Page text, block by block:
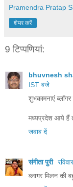
Pramendra Pratap
शेयर करें
9 टिप्‍पणियां:
bhuvnesh
IST बजे
शुभकामनाएं
मध्‍यप्रदेश आये हैं
जवाब दें
संगीता पुरी
ब्‍लागर मिलन की